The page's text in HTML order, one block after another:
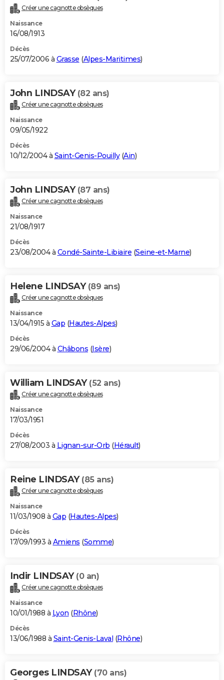
Créer une cagnotte obsèques
Naissance
16/08/1913
Décès
25/07/2006 à Grasse (Alpes-Maritimes)
John LINDSAY (82 ans)
Créer une cagnotte obsèques
Naissance
09/05/1922
Décès
10/12/2004 à Saint-Genis-Pouilly(Ain)
John LINDSAY (87 ans)
Créer une cagnotte obsèques
Naissance
21/08/1917
Décès
23/08/2004 à Condé-Sainte-Libiaire (Seine-et-Marne)
Helene LINDSAY (89 ans)
Créer une cagnotte obsèques
Naissance
13/04/1915 à Gap (Hautes-Alpes)
Décès
29/06/2004 à Châbons (Isère)
William LINDSAY (52 ans)
Créer une cagnotte obsèques
Naissance
17/03/1951
Décès
27/08/2003 à Lignan-sur-Orb (Hérault)
Reine LINDSAY (85 ans)
Créer une cagnotte obsèques
Naissance
11/03/1908 à Gap (Hautes-Alpes)
Décès
17/09/1993 à Amiens (Somme)
Indir LINDSAY (0 an)
Créer une cagnotte obsèques
Naissance
10/01/1988 à Lyon (Rhône)
Décès
13/06/1988 à Saint-Genis-Laval (Rhône)
Georges LINDSAY (70 ans)